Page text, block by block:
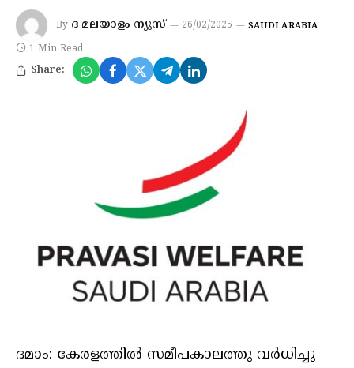
By ദ മലയാളം ന്യൂസ് 26/02/2025 SAUDI ARABIA
1 Min Read
Share:
ദമാം: കേരളത്തിൽ സമീപകാലത്തു വർധിച്ചു